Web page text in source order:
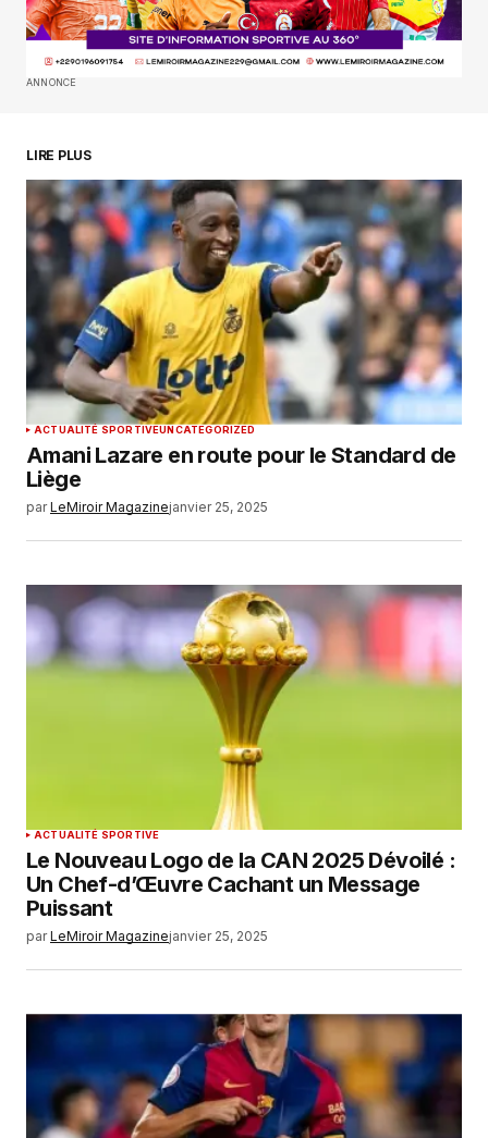
SUBMIT COMMENT
ANNONCE
LIRE PLUS
ACTUALITÉ SPORTIVEUNCATEGORIZED
Amani Lazare en route pour le Standard de
Liège
par LeMiroir Magazinejanvier 25, 2025
ACTUALITÉ SPORTIVE
Le Nouveau Logo de la CAN 2025 Dévoilé :
Un Chef-d’Œuvre Cachant un Message
Puissant
par LeMiroir Magazinejanvier 25, 2025